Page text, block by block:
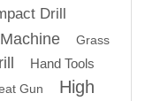
Drill
Grass
Hand Tools
Gun
High